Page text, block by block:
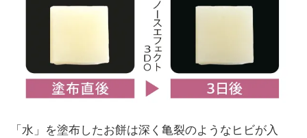
「水」を塗布したお餅は深く亀裂のようなヒビが入